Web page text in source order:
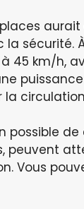
sécurité.
45 km/h,
possible
peuvent
Vous